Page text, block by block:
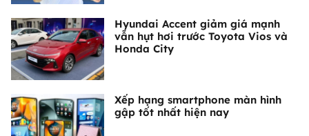
Hyundai Accent giảm giá mạnh
vẫn hụt hơi trước Toyota Vios và
Honda City
Xếp hạng smartphone màn hình
gập tốt nhất hiện nay